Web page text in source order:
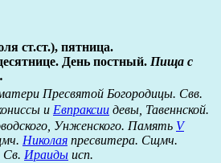
ст.ст.), пятница.
День постный. Пища с
Пресвятой Богородицы. Свв.
и Евпраксии девы, Тавеннской.
Унженского. Память V
Николая пресвитера. Сщмч.
Св. Ираиды исп.